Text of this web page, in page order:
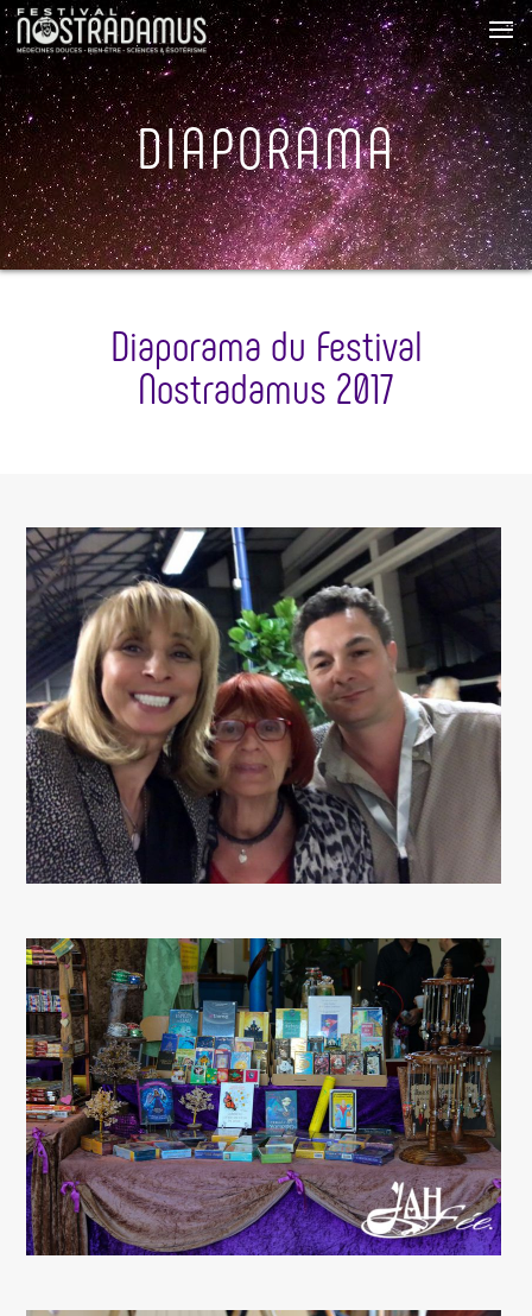
DIAPORAMA
Diaporama du Festival
Nostradamus 2017